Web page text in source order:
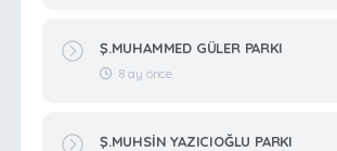
Ş.MUHAMMED GÜLER PARKI
8 ay önce
Ş.MUHSİN YAZICIOĞLU PARKI